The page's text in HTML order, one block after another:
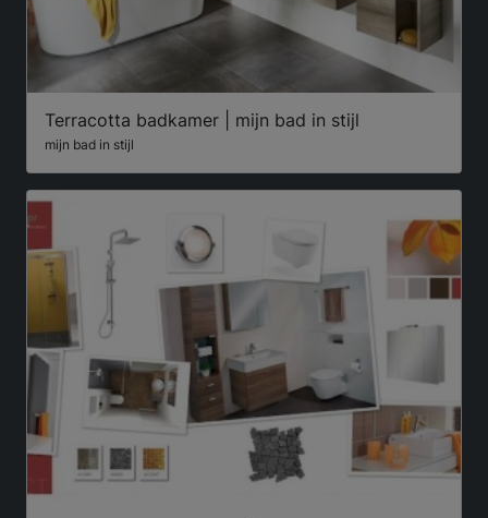
Terracotta badkamer | mijn bad in stijl
mijn bad in stijl